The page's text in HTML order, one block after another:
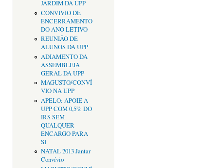
JARDIM DA UPP
CONVÍVIO DE
ENCERRAMENTO
DO ANO LETIVO
REUNIÃO DE
ALUNOS DA UPP
ADIAMENTO DA
ASSEMBLEIA
GERAL DA UPP
MAGUSTO/CONVÍ
VIO NA UPP
APELO: APOIE A
UPP COM 0,5% DO
IRS SEM
QUALQUER
ENCARGO PARA
SI
NATAL 2013 Jantar
Convívio